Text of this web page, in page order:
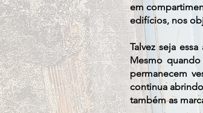
em
edifícios, nos
Talvez seja
Mesmo
permanecem
continua
também as